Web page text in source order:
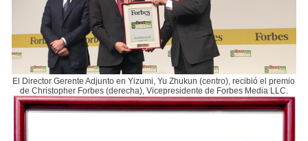
El Director Gerente Adjunto en Yizumi, Yu Zhukun (centro), recibió el premio
de Christopher Forbes (derecha), Vicepresidente de Forbes Media LLC.